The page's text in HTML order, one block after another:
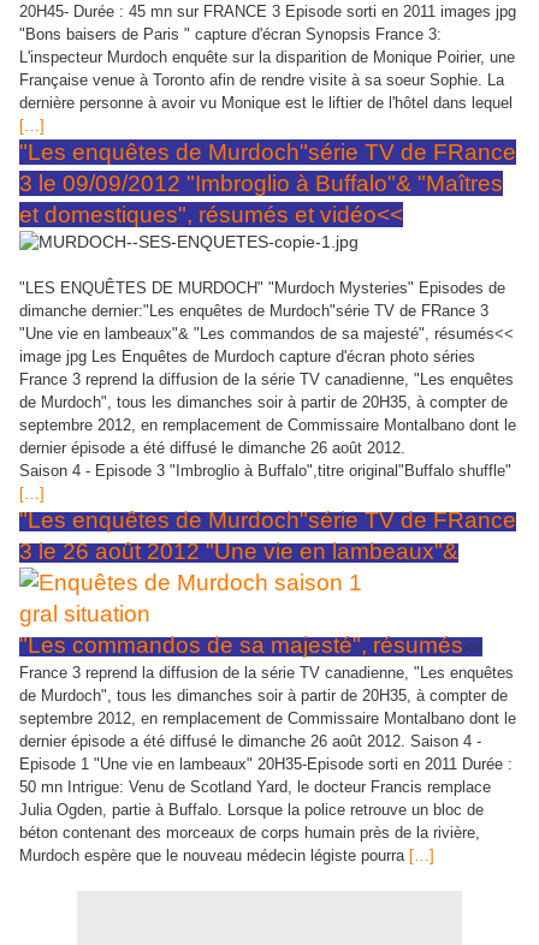
20H45- Durée : 45 mn sur FRANCE 3 Episode sorti en 2011 images jpg
"Bons baisers de Paris " capture d'écran Synopsis France 3:
L'inspecteur Murdoch enquête sur la disparition de Monique Poirier, une
Française venue à Toronto afin de rendre visite à sa soeur Sophie. La
dernière personne à avoir vu Monique est le liftier de l'hôtel dans lequel
[…]
"Les enquêtes de Murdoch"série TV de FRance
3 le 09/09/2012 "Imbroglio à Buffalo"& "Maîtres
et domestiques", résumés et vidéo<<
"LES ENQUÊTES DE MURDOCH" "Murdoch Mysteries" Episodes de
dimanche dernier:"Les enquêtes de Murdoch"série TV de FRance 3
"Une vie en lambeaux"& "Les commandos de sa majesté", résumés<<
image jpg Les Enquêtes de Murdoch capture d'écran photo séries
France 3 reprend la diffusion de la série TV canadienne, "Les enquêtes
de Murdoch", tous les dimanches soir à partir de 20H35, à compter de
septembre 2012, en remplacement de Commissaire Montalbano dont le
dernier épisode a été diffusé le dimanche 26 août 2012.
Saison 4 - Episode 3 "Imbroglio à Buffalo",titre original"Buffalo shuffle"
[…]
"Les enquêtes de Murdoch"série TV de FRance
3 le 26 août 2012 "Une vie en lambeaux"&
"Les commandos de sa majesté", résumés<<
France 3 reprend la diffusion de la série TV canadienne, "Les enquêtes
de Murdoch", tous les dimanches soir à partir de 20H35, à compter de
septembre 2012, en remplacement de Commissaire Montalbano dont le
dernier épisode a été diffusé le dimanche 26 août 2012. Saison 4 -
Episode 1 "Une vie en lambeaux" 20H35-Episode sorti en 2011 Durée :
50 mn Intrigue: Venu de Scotland Yard, le docteur Francis remplace
Julia Ogden, partie à Buffalo. Lorsque la police retrouve un bloc de
béton contenant des morceaux de corps humain près de la rivière,
Murdoch espère que le nouveau médecin légiste pourra […]